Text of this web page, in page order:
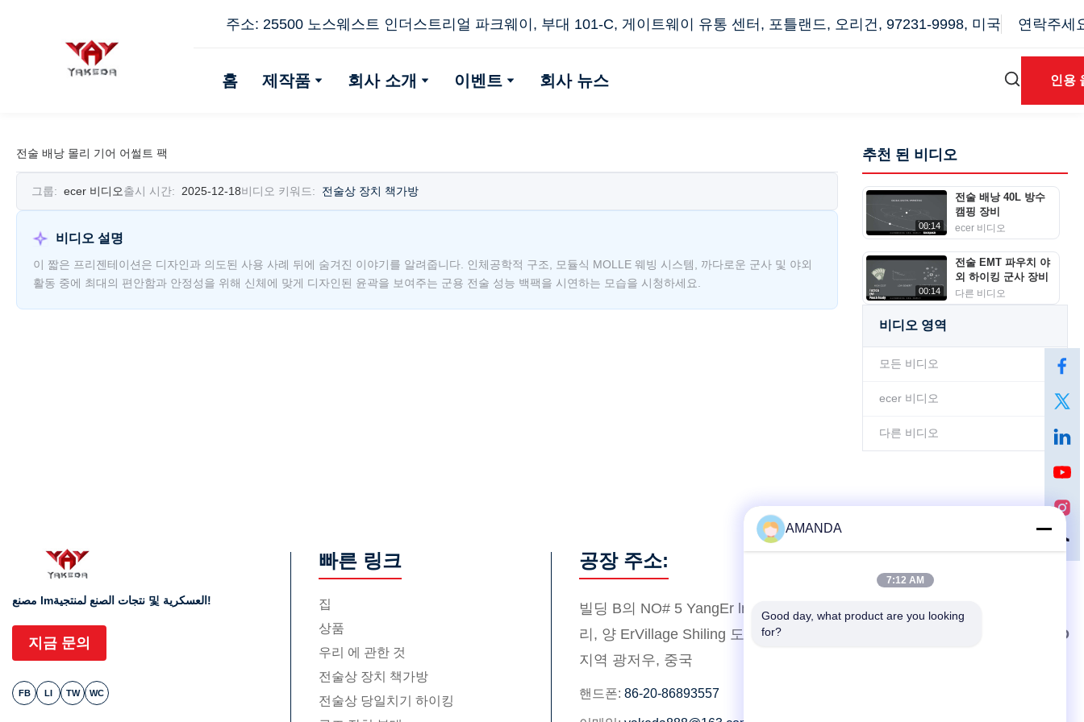
주소: 25500 노스웨스트 인더스트리얼 파크웨이, 부대 101-C, 게이트웨이 유통 센터, 포틀랜드, 오리건, 97231-9998, 미국 연락주세
홈 제작품 회사 소개 이벤트 회사 뉴스 인용
전술 배낭 몰리 기어 어썰트 팩
그룹: ecer 비디오출시 시간: 2025-12-18비디오 키워드: 전술상 장치 책가방
비디오 설명
이 짧은 프리젠테이션은 디자인과 의도된 사용 사례 뒤에 숨겨진 이야기를 알려줍니다. 인체공학적 구조, 모듈식 MOLLE 웨빙 시스템, 까다로운 군사 및 야외
활동 중에 최대의 편안함과 안정성을 위해 신체에 맞게 디자인된 윤곽을 보여주는 군용 전술 성능 백팩을 시연하는 모습을 시청하세요.
추천 된 비디오
00:14
전술 배낭 40L 방수
캠핑 장비
ecer 비디오
00:14
전술 EMT 파우치 야
외 하이킹 군사 장비
다른 비디오
비디오 영역
모든 비디오
ecer 비디오
다른 비디오
مصنع lmنتجات الصنع لمنتجية 및 العسكرية!
지금 문의
FB LI TW WC
빠른 링크
집
상품
우리 에 관한 것
전술상 장치 책가방
전술상 당일치기 하이킹
공장 주소:
빌딩 B의 NO# 5 YangEr lndustry 거
리, 양 ErVillage Shiling 도시, Huadu
지역 광저우, 중국
핸드폰:86-20-86893557
GUANGZHOU YAKEDA
TRAVELING PRODUCTS CO.,LTD
AMANDA
7:12 AM
Good day, what product are you looking
for?